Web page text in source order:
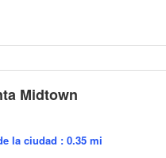
Midtown
la ciudad : 0.35 mi